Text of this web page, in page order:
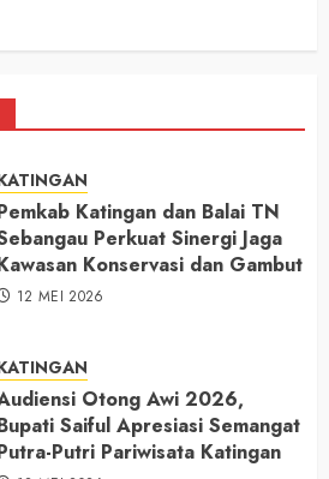
Katingan dan Balai TN
Perkuat Sinergi Jaga
Konservasi dan Gambut
12 MEI 2026
Otong Awi 2026,
Saiful Apresiasi Semangat
Putri Pariwisata Katingan